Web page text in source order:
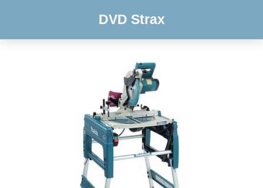
DVD Strax